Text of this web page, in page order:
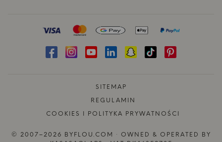
SITEMAP
REGULAMIN
COOKIES I POLITYKA PRYWATNOŚCI
© 2007–2026 BYFLOU.COM · OWNED & OPERATED BY